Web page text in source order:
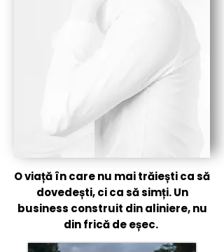
O viață în care nu mai trăiești ca să
dovedești, ci ca să simți.​ Un
business construit din aliniere, nu
din frică de eșec.